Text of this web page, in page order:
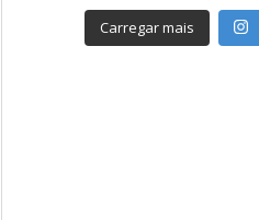
Carregar mais